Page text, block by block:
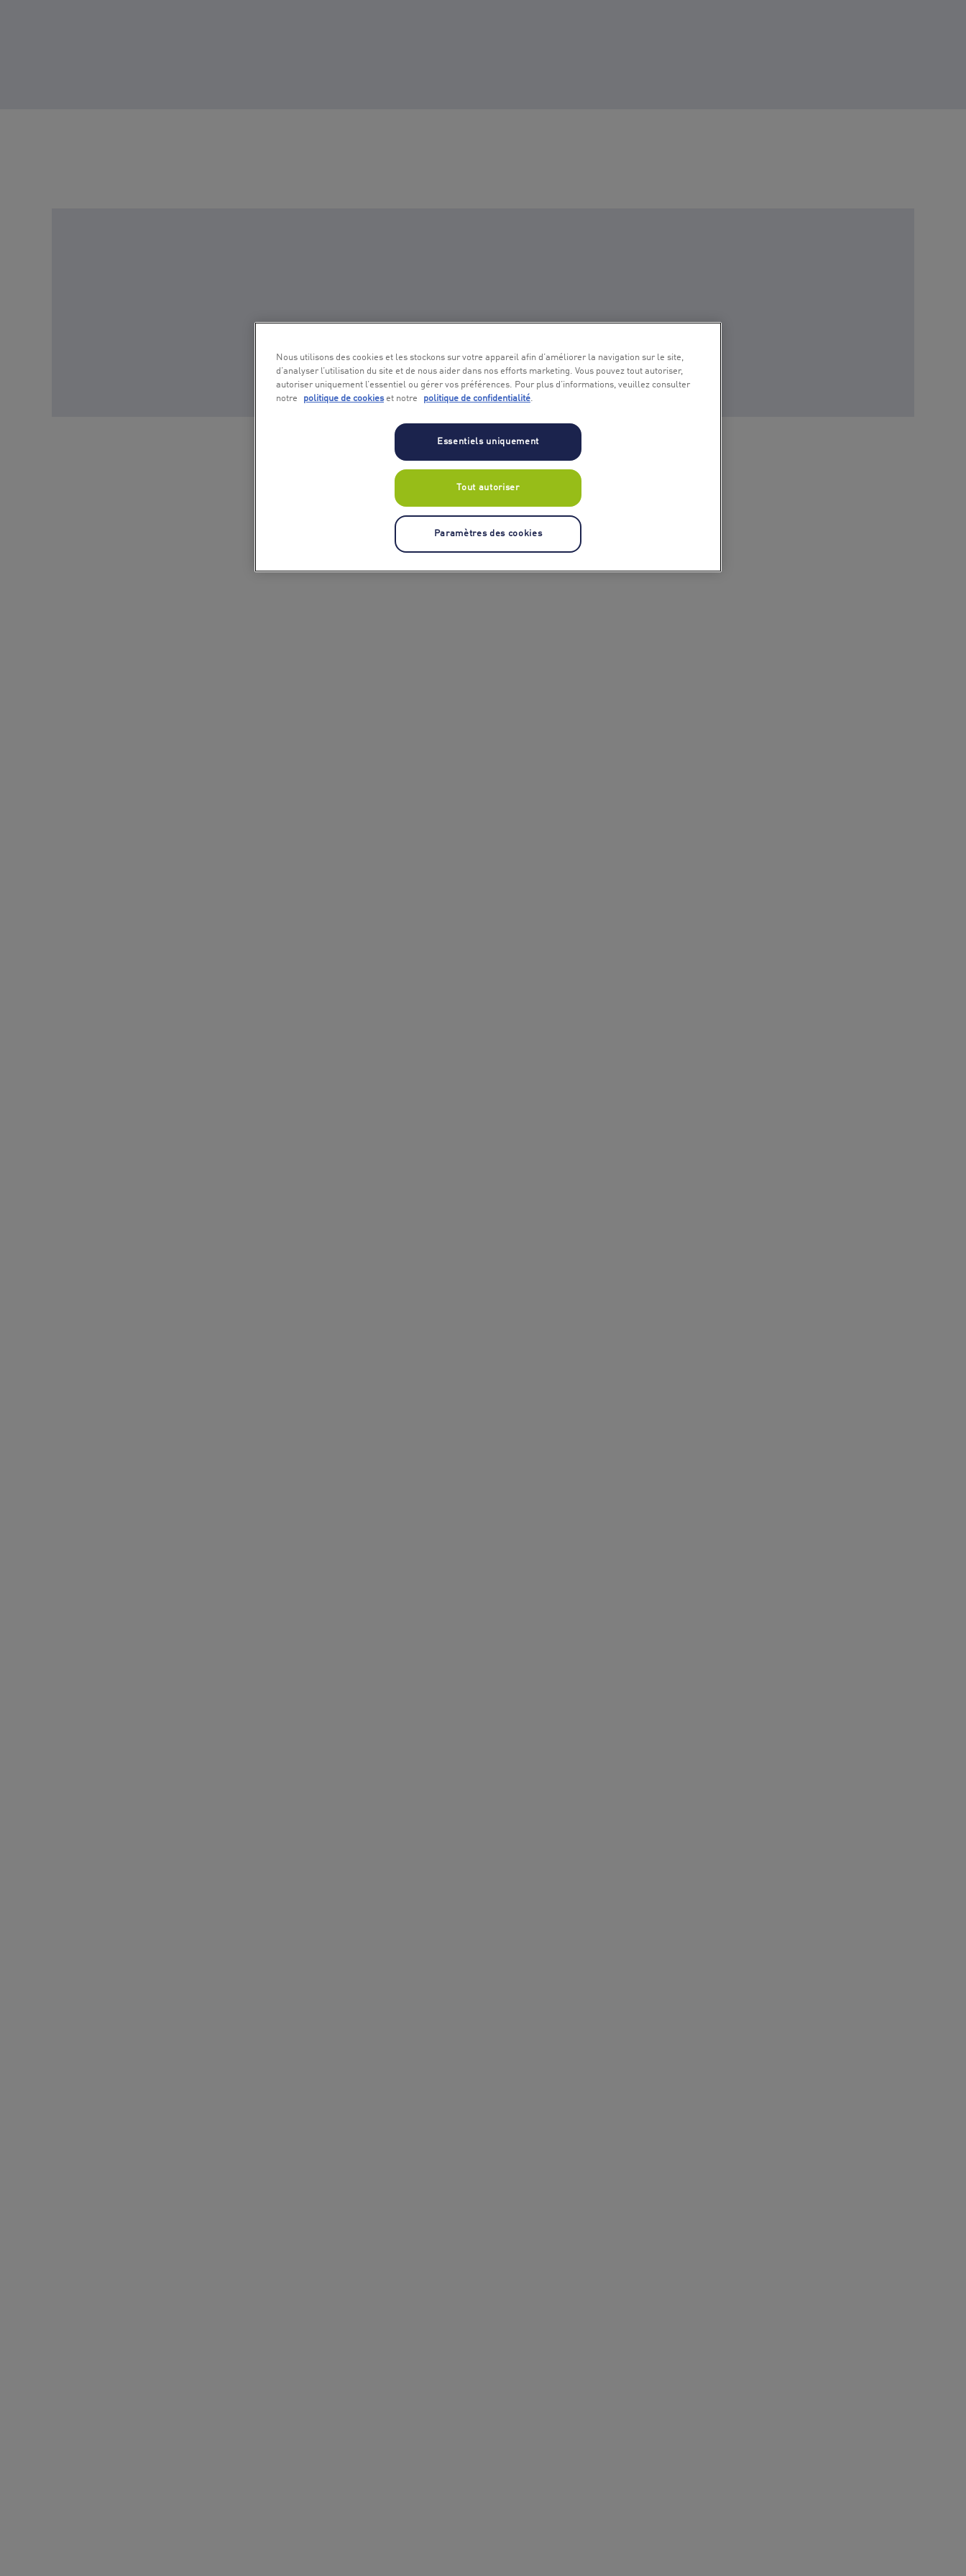
Nous utilisons des cookies et les stockons sur votre appareil afin d’améliorer la navigation sur le site,
d’analyser l’utilisation du site et de nous aider dans nos efforts marketing. Vous pouvez tout autoriser,
autoriser uniquement l’essentiel ou gérer vos préférences. Pour plus d’informations, veuillez consulter
notre
politique de cookieset notre politique de confidentialité.
Essentiels uniquement
Tout autoriser
Paramètres des cookies